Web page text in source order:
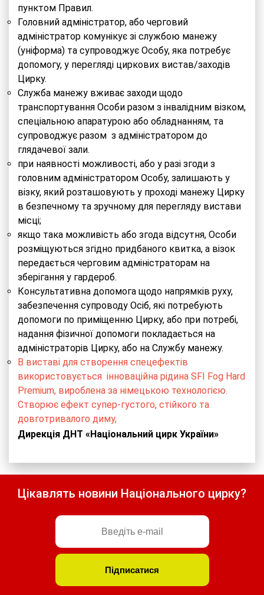
пунктом Правил.
Головний адміністратор, або черговий
адміністратор комунікує зі службою манежу
(уніформа) та супроводжує Особу, яка потребує
допомогу, у перегляді циркових вистав/заходів
Цирку.
Служба манежу вживає заходи щодо
транспортування Особи разом з інвалідним візком,
спеціальною апаратурою або обладнанням, та
супроводжує разом з адміністратором до
глядачевої зали.
при наявності можливості, або у разі згоди з
головним адміністратором Особу, залишають у
візку, який розташовують у проході манежу Цирку
в безпечному та зручному для перегляду вистави
місці;
якщо така можливість або згода відсутня, Особи
розміщуються згідно придбаного квитка, а візок
передається черговим адміністраторам на
зберігання у гардероб.
Консультативна допомога щодо напрямків руху,
забезпечення супроводу Осіб, які потребують
допомоги по приміщенню Цирку, або при потребі,
надання фізичної допомоги покладається на
адміністраторів Цирку, або на Службу манежу.
В виставі для створення спецефектів
використовується інноваційна рідина SFI Fog Hard
Premium, вироблена за німецькою технологією.
Створює ефект супер-густого, стійкого та
довготривалого диму,
Дирекція ДНТ «Національний цирк України»
Цікавлять новини Національного цирку?